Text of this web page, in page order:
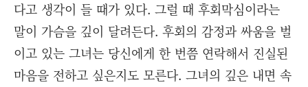
다고 생각이 들 때가 있다. 그럴 때 후회막심이라는
말이 가슴을 깊이 달려든다. 후회의 감정과 싸움을 벌
이고 있는 그녀는 당신에게 한 번쯤 연락해서 진실된
마음을 전하고 싶은지도 모른다. 그녀의 깊은 내면 속